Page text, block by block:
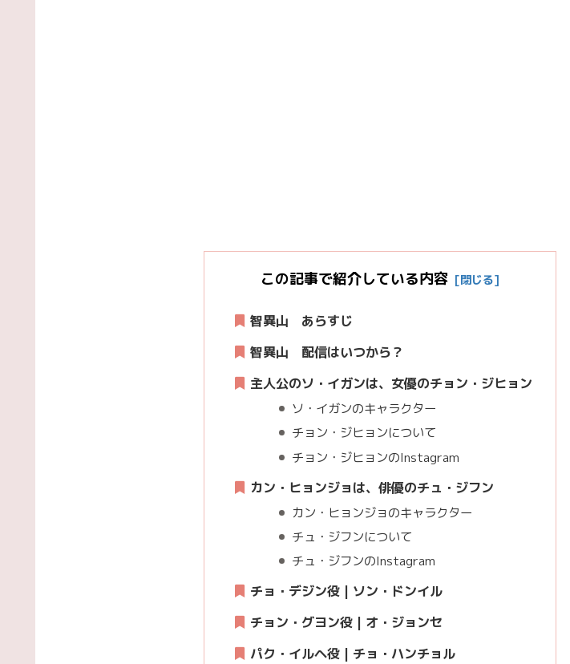
この記事で紹介している内容
智異山 あらすじ
智異山 配信はいつから？
主人公のソ・イガンは、女優のチョン・ジヒョン
ソ・イガンのキャラクター
チョン・ジヒョンについて
チョン・ジヒョンのInstagram
カン・ヒョンジョは、俳優のチュ・ジフン
カン・ヒョンジョのキャラクター
チュ・ジフンについて
チュ・ジフンのInstagram
チョ・デジン役 | ソン・ドンイル
チョン・グヨン役 | オ・ジョンセ
パク・イルヘ役 | チョ・ハンチョル